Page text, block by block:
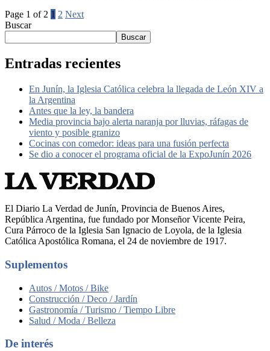
Page 1 of 2 1 2 Next
Buscar
Buscar
Entradas recientes
En Junín, la Iglesia Católica celebra la llegada de León XIV a
la Argentina
Antes que la ley, la bandera
Media provincia bajo alerta naranja por lluvias, ráfagas de
viento y posible granizo
Cocinas con comedor: ideas para una fusión perfecta
Se dio a conocer el programa oficial de la ExpoJunín 2026
El Diario La Verdad de Junín, Provincia de Buenos Aires,
República Argentina, fue fundado por Monseñor Vicente Peira,
Cura Párroco de la Iglesia San Ignacio de Loyola, de la Iglesia
Católica Apostólica Romana, el 24 de noviembre de 1917.
Suplementos
Autos / Motos / Bike
Construcción / Deco / Jardín
Gastronomía / Turismo / Tiempo Libre
Salud / Moda / Belleza
De interés